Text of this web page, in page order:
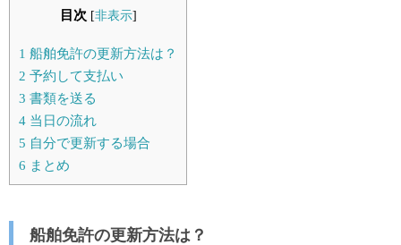
目次 [非表示]
1 船舶免許の更新方法は？
2 予約して支払い
3 書類を送る
4 当日の流れ
5 自分で更新する場合
6 まとめ
船舶免許の更新方法は？